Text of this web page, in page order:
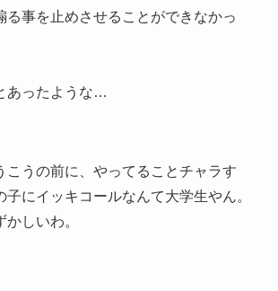
る事を止めさせることができなかっ
あったような…
こうの前に、やってることチャラす
子にイッキコールなんて大学生やん。
しいわ。